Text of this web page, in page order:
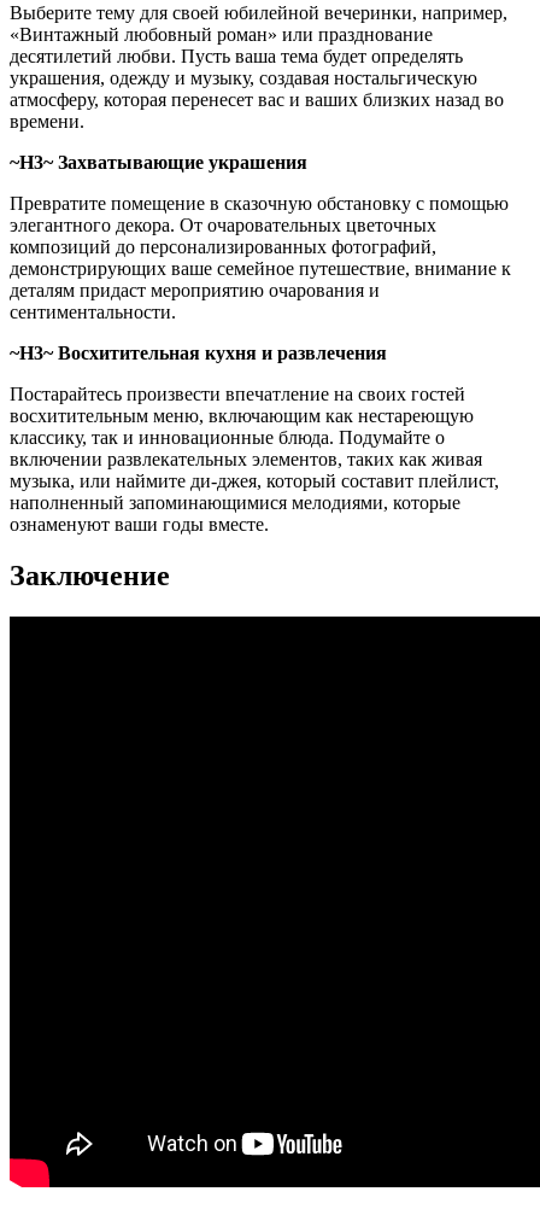
Выберите тему для своей юбилейной вечеринки, например,
«Винтажный любовный роман» или празднование
десятилетий любви. Пусть ваша тема будет определять
украшения, одежду и музыку, создавая ностальгическую
атмосферу, которая перенесет вас и ваших близких назад во
времени.
~H3~ Захватывающие украшения
Превратите помещение в сказочную обстановку с помощью
элегантного декора. От очаровательных цветочных
композиций до персонализированных фотографий,
демонстрирующих ваше семейное путешествие, внимание к
деталям придаст мероприятию очарования и
сентиментальности.
~H3~ Восхитительная кухня и развлечения
Постарайтесь произвести впечатление на своих гостей
восхитительным меню, включающим как нестареющую
классику, так и инновационные блюда. Подумайте о
включении развлекательных элементов, таких как живая
музыка, или наймите ди-джея, который составит плейлист,
наполненный запоминающимися мелодиями, которые
ознаменуют ваши годы вместе.
Заключение